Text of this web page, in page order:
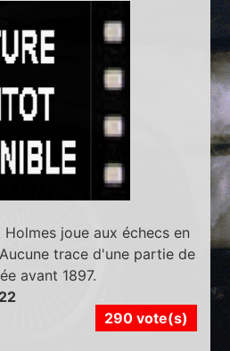
joue aux échecs en
trace d'une partie de
avant 1897.
290 vote(s)